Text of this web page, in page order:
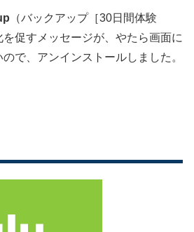
（バックアップ［30日間体験
促すメッセージが、やたら画面に
で、アンインストールしました。